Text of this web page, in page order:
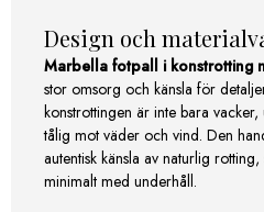
Design och
Marbella fotpall i konstrotting
stor omsorg och känsla för
konstrottingen är inte bara
tålig mot väder och vind. Den
autentisk känsla av naturlig
minimalt med underhåll.